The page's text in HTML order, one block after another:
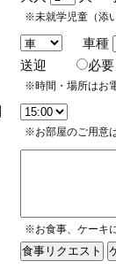
※未就学児童（添
車種
送迎
※時間・場所はお
※お部屋のご用意
※お食事、ケーキ